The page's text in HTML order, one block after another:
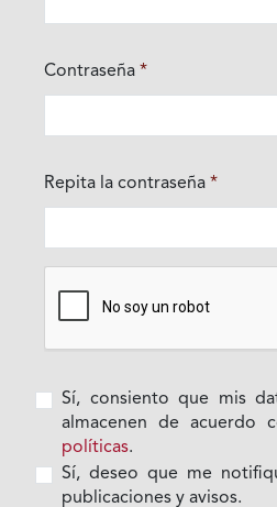
Contraseña *
Obligatorio
Repita la contraseña *
Obligatorio
Sí, consiento que mis
almacenen de acuerdo
políticas.
Sí, deseo que me
publicaciones y avisos.